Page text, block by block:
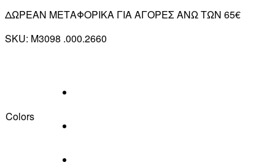
ΔΩΡΕΑΝ ΜΕΤΑΦΟΡΙΚΑ ΓΙΑ ΑΓΟΡΕΣ ΑΝΩ ΤΩΝ 65€
SKU: M3098 .000.2660
Colors